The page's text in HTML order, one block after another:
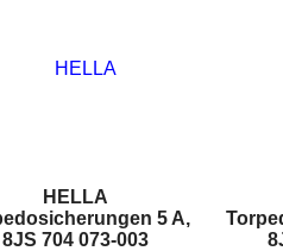
HELLA
5 A,
8JS 704 073-003